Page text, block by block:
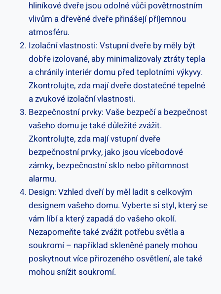
⁤hliníkové dveře jsou odolné vůči povětrnostním
vlivům a dřevěné dveře přinášejí příjemnou
atmosféru.
Izolační vlastnosti: Vstupní dveře by měly být⁢
dobře izolované, aby minimalizovaly ztráty ⁢tepla⁤
a chránily interiér domu ​před teplotními výkyvy.
Zkontrolujte, zda mají dveře dostatečné tepelné
a zvukové ‌izolační vlastnosti.
Bezpečnostní ‍prvky: ​Vaše bezpečí a bezpečnost⁣
vašeho domu je také ⁢důležité zvážit.
Zkontrolujte, zda mají vstupní dveře
bezpečnostní prvky, jako jsou vícebodové
zámky, ⁤bezpečnostní sklo nebo ⁢přítomnost
alarmu.
Design: ⁣Vzhled dveří by měl⁢ ladit ⁤s celkovým
designem‌ vašeho domu. ​Vyberte si styl, který se
vám líbí a ‌který zapadá ⁢do ⁢vašeho okolí.
Nezapomeňte také ⁣zvážit potřebu světla a
soukromí – například skleněné⁢ panely mohou
poskytnout více přirozeného ⁢osvětlení, ale také
⁤mohou snížit ‌soukromí.